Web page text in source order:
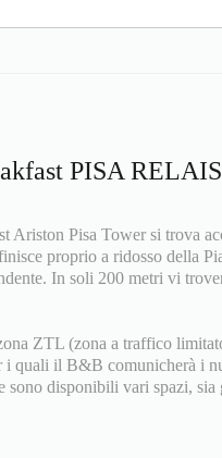
PISA
Ariston Pisa Tower si trova
proprio a ridosso della
In soli 200 metri vi
ZTL (zona a traffico
i quali il B&B comunicherà i
sono disponibili vari spazi,